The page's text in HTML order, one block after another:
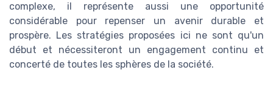
complexe, il représente aussi une opportunité
considérable pour repenser un avenir durable et
prospère. Les stratégies proposées ici ne sont qu'un
début et nécessiteront un engagement continu et
concerté de toutes les sphères de la société.